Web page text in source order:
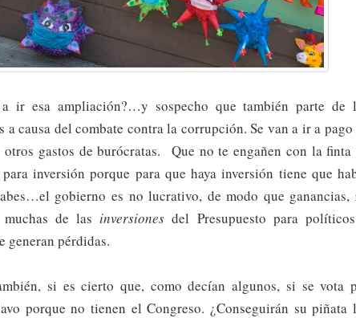
ir esa ampliación?…y sospecho que también parte de
a causa del combate contra la corrupción. Se van a ir a pago
gastos de burócratas. Que no te engañen con la finta
inversión porque para que haya inversión tiene que
gobierno es no lucrativo, de modo que ganancias,
de las inversiones del Presupuesto para
generan pérdidas.
si es cierto que, como decían algunos, si se vota
porque no tienen el Congreso. ¿Conseguirán su piñata